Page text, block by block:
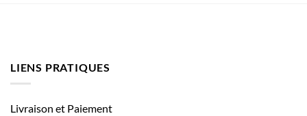
LIENS PRATIQUES
Livraison et Paiement